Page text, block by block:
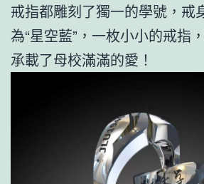
戒指都雕刻了獨一的學號，戒
為“星空藍”，一枚小小的戒指
承載了母校滿滿的愛！